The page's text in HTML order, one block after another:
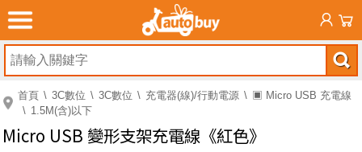
首頁 3C數位 3C數位 充電器(線)/行動電源
▣ Micro USB 充電線
1.5M(含)以下
Micro USB 變形支架充電線《紅色》